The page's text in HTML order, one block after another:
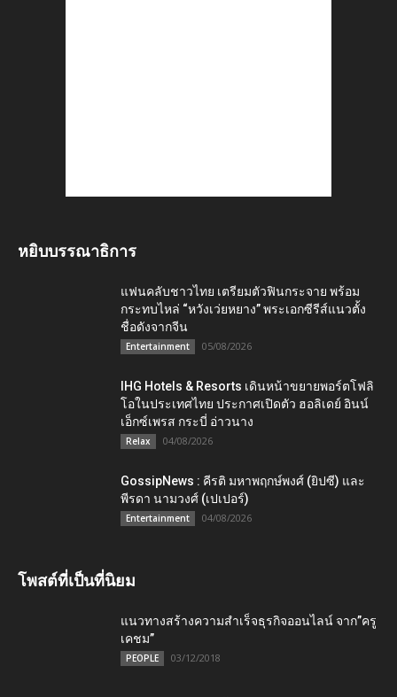
หยิบบรรณาธิการ
แฟนคลับชาวไทย เตรียมตัวฟินกระจาย พร้อม
กระทบไหล่ “หวังเว่ยหยาง” พระเอกซีรีส์แนวตั้ง
ชื่อดังจากจีน
Entertainment 05/08/2026
IHG Hotels & Resorts เดินหน้าขยายพอร์ตโฟลิ
โอในประเทศไทย ประกาศเปิดตัว ฮอลิเดย์ อินน์
เอ็กซ์เพรส กระบี่ อ่าวนาง
Relax 04/08/2026
GossipNews : คีรติ มหาพฤกษ์พงศ์ (ยิปซี) และ
พีรดา นามวงศ์ (เปเปอร์)
Entertainment 04/08/2026
โพสต์ที่เป็นที่นิยม
แนวทางสร้างความสำเร็จธุรกิจออนไลน์ จาก”ครู
เคชม”
PEOPLE 03/12/2018